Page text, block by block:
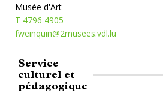
Musée d'Art
T 4796 4905
fweinquin@2musees.vdl.lu
Service
culturel et
pédagogique